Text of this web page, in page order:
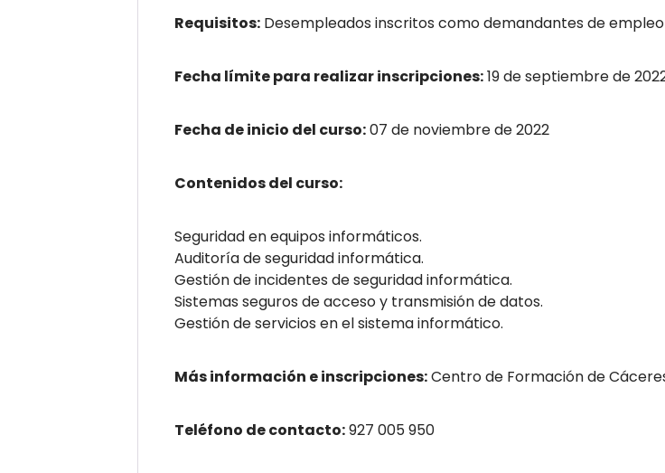
Requisitos: Desempleados inscritos como demandantes de
Fecha límite para realizar inscripciones:19 de septiembre de
Fecha de inicio del curso:07 de noviembre de 2022
Contenidos del curso:
Seguridad en equipos informáticos.
Auditoría de seguridad informática.
Gestión de incidentes de seguridad informática.
Sistemas seguros de acceso y transmisión de datos.
Gestión de servicios en el sistema informático.
Más información e inscripciones:Centro de Formación de
Teléfono de contacto:927 005 950